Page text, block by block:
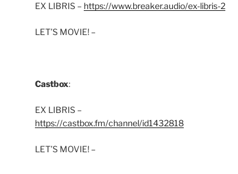
EX LIBRIS – https://www.breaker.audio/ex-libris-2
LET’S MOVIE! –
Castbox:
EX LIBRIS –
https://castbox.fm/channel/id1432818
LET’S MOVIE! –